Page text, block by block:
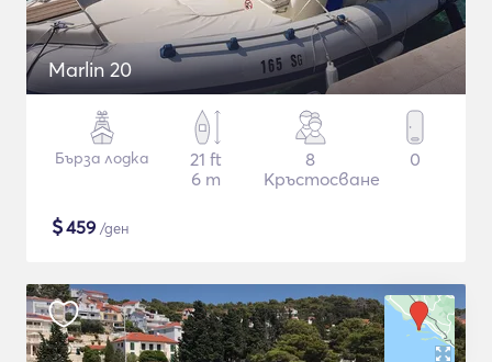
Marlin 20
Бърза лодка
21 ft
6 m
8
Кръстосване
0
$459 /ден